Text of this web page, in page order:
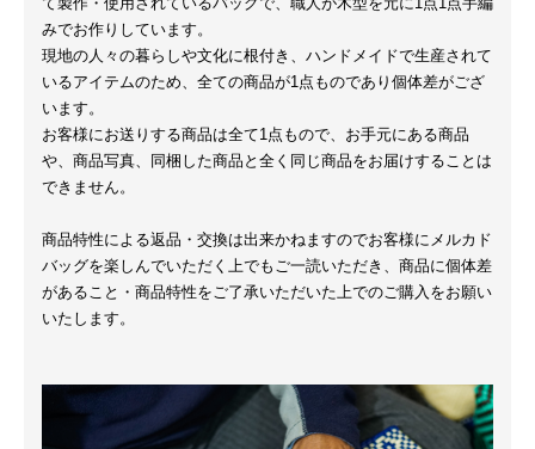
みでお作りしています。
現地の人々の暮らしや文化に根付き、ハンドメイドで生産されて
いるアイテムのため、全ての商品が1点ものであり個体差がござ
います。
お客様にお送りする商品は全て1点もので、お手元にある商品
や、商品写真、同梱した商品と全く同じ商品をお届けすることは
できません。
商品特性による返品・交換は出来かねますのでお客様にメルカド
バッグを楽しんでいただく上でもご一読いただき、商品に個体差
があること・商品特性をご了承いただいた上でのご購入をお願い
いたします。